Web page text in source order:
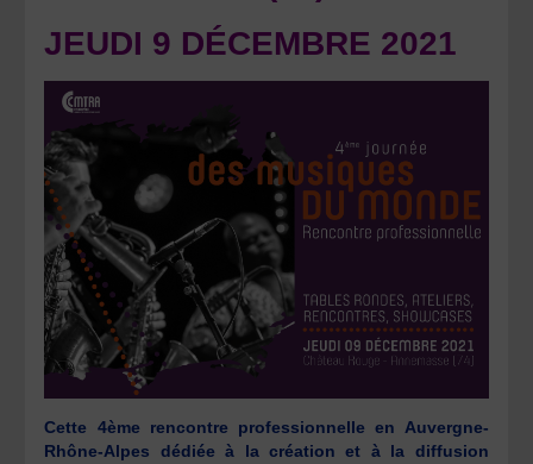
JEUDI 9 DÉCEMBRE 2021
Cette 4ème rencontre professionnelle en Auvergne-
Rhône-Alpes dédiée à la création et à la diffusion